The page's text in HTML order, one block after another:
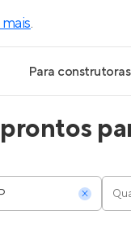
.
Para construtoras
Geração de
Geração de